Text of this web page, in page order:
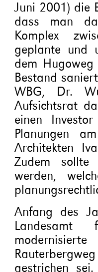
Juni 2001) die
dass man
Komplex
geplante und
dem
Bestand
WBG, Dr.
Aufsichtsrat
einen
Planungen
Architekten
Zudem sollte
werden,
Anfang des
gestrichen